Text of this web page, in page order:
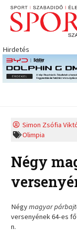
Skip
content
Hirdetés
Simon Zsófia
Olimpia
Négy
Négymagyar
versenyének 64-es
n.